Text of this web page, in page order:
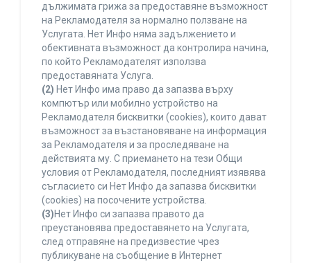
дължимата грижа за предоставяне възможност
на Рекламодателя за нормално ползване на
Услугата. Нет Инфо няма задължението и
обективната възможност да контролира начина,
по който Рекламодателят използва
предоставяната Услуга.
(2) Нет Инфо има право да запазва върху
компютър или мобилно устройство на
Рекламодателя бисквитки (cookies), които дават
възможност за възстановяване на информация
за Рекламодателя и за проследяване на
действията му. С приемането на тези Общи
условия от Рекламодателя, последният изявява
съгласието си Нет Инфо да запазва бисквитки
(cookies) на посочените устройства.
(3)Нет Инфо си запазва правото да
преустановява предоставянето на Услугата,
след отправяне на предизвестие чрез
публикуване на съобщение в Интернет